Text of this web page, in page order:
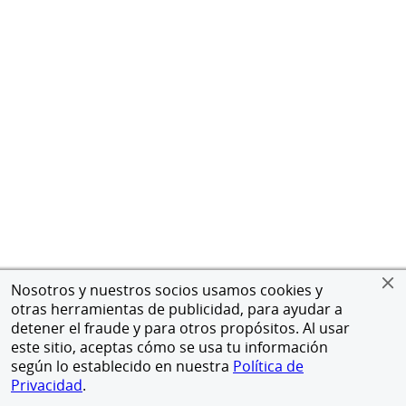
Nosotros y nuestros socios usamos cookies y
otras herramientas de publicidad, para ayudar a
detener el fraude y para otros propósitos. Al usar
este sitio, aceptas cómo se usa tu información
según lo establecido en nuestra Política de
Privacidad.